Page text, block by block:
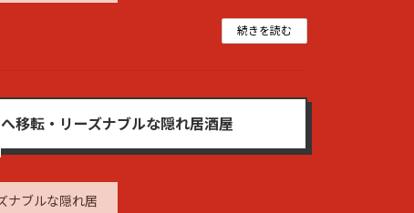
続きを読む
移転・リーズナブルな隠れ居酒屋
ナブルな隠れ居